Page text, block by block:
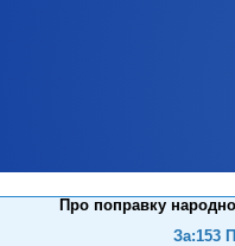
Про поправку
За:153